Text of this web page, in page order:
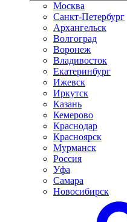
Москва
Санкт-Петербург
Архангельск
Волгоград
Воронеж
Владивосток
Екатеринбург
Ижевск
Иркутск
Казань
Кемерово
Краснодар
Красноярск
Мурманск
Россия
Уфа
Самара
Новосибирск